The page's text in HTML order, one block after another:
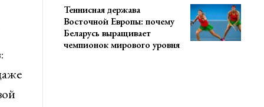
Теннисная держава
Восточной Европы: почему
Беларусь выращивает
чемпионок мирового уровня